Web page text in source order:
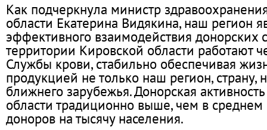
Как подчеркнула министр
области Екатерина Видякина, наш регион
эффективного взаимодействия донорских
территории Кировской области работают
Службы крови, стабильно обеспечивая
продукцией не только наш регион, страну,
ближнего зарубежья. Донорская
области традиционно выше, чем в среднем
доноров на тысячу населения.